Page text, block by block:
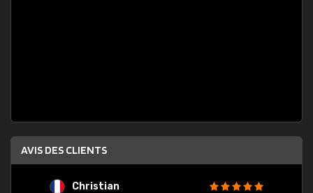
AVIS DES CLIENTS
Christian